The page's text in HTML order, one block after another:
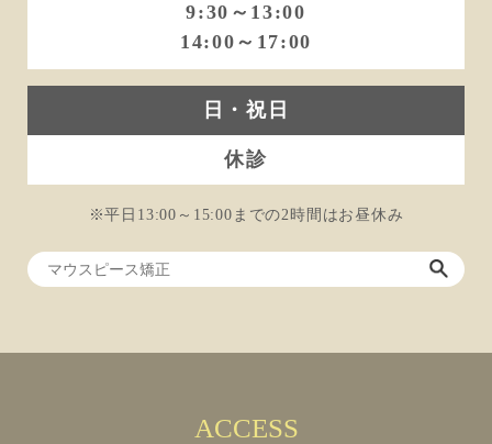
9:30～13:00
14:00～17:00
日・祝日
休診
※平日13:00～15:00までの2時間はお昼休み
ACCESS